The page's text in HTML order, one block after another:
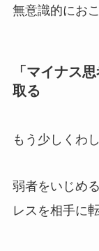
無意識的にお
「マイナス
取る
もう少しくわ
弱者をいじめ
レスを相手に